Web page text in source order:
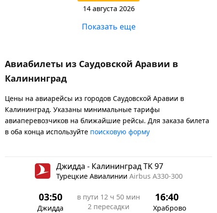
14 августа 2026
Показать еще
Авиабилеты из Саудовской Аравии в
Калининград
Цены на авиарейсы из городов Саудовской Аравии в
Калининград. Указаны минимальные тарифы
авиаперевозчиков на ближайшие рейсы. Для заказа билета
в оба конца используйте поисковую форму
Джидда - Калининград TK 97
Турецкие Авиалинии Airbus A330-300
03:50
Джидда
в пути 12 ч 50 мин
2 пересадки
16:40
Храброво